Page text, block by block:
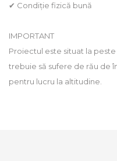
✔ Condiție fizică bună
IMPORTANT
Proiectul este situat la
trebuie să sufere de rău de
pentru lucru la altitudine.